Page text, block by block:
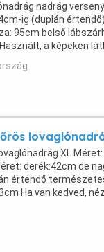
nadrág
ig (duplán
95cm belső
a képeken
az I. kerületben
küldeményként
XL
derék:42cm de
értendő
Ha van kedved,
teszek fel új
utalás után